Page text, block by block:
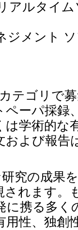
アルタイ
ジメント
テゴリで
ペーパ採録
は学術的な
および報告
究の成果
されます
に携る多く
用性、独創